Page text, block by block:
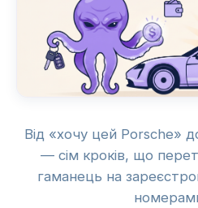
Від «хочу цей Porsche»
— сім кроків, що
гаманець на